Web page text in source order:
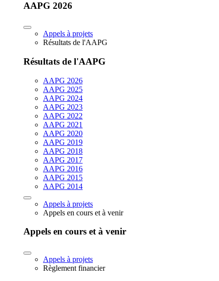
AAPG 2026
Appels à projets
Résultats de l'AAPG
Résultats de l'AAPG
AAPG 2026
AAPG 2025
AAPG 2024
AAPG 2023
AAPG 2022
AAPG 2021
AAPG 2020
AAPG 2019
AAPG 2018
AAPG 2017
AAPG 2016
AAPG 2015
AAPG 2014
Appels à projets
Appels en cours et à venir
Appels en cours et à venir
Appels à projets
Règlement financier